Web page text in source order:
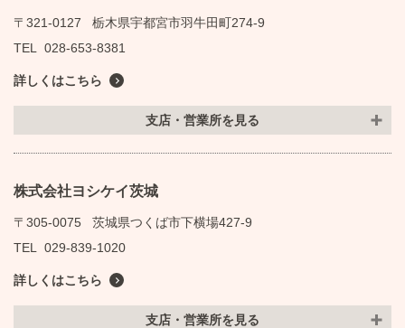
〒321-0127
栃木県宇都宮市羽牛田町274-9
TEL
028-653-8381
詳しくはこちら
支店・営業所を見る
株式会社ヨシケイ茨城
〒305-0075
茨城県つくば市下横場427-9
TEL
029-839-1020
詳しくはこちら
支店・営業所を見る